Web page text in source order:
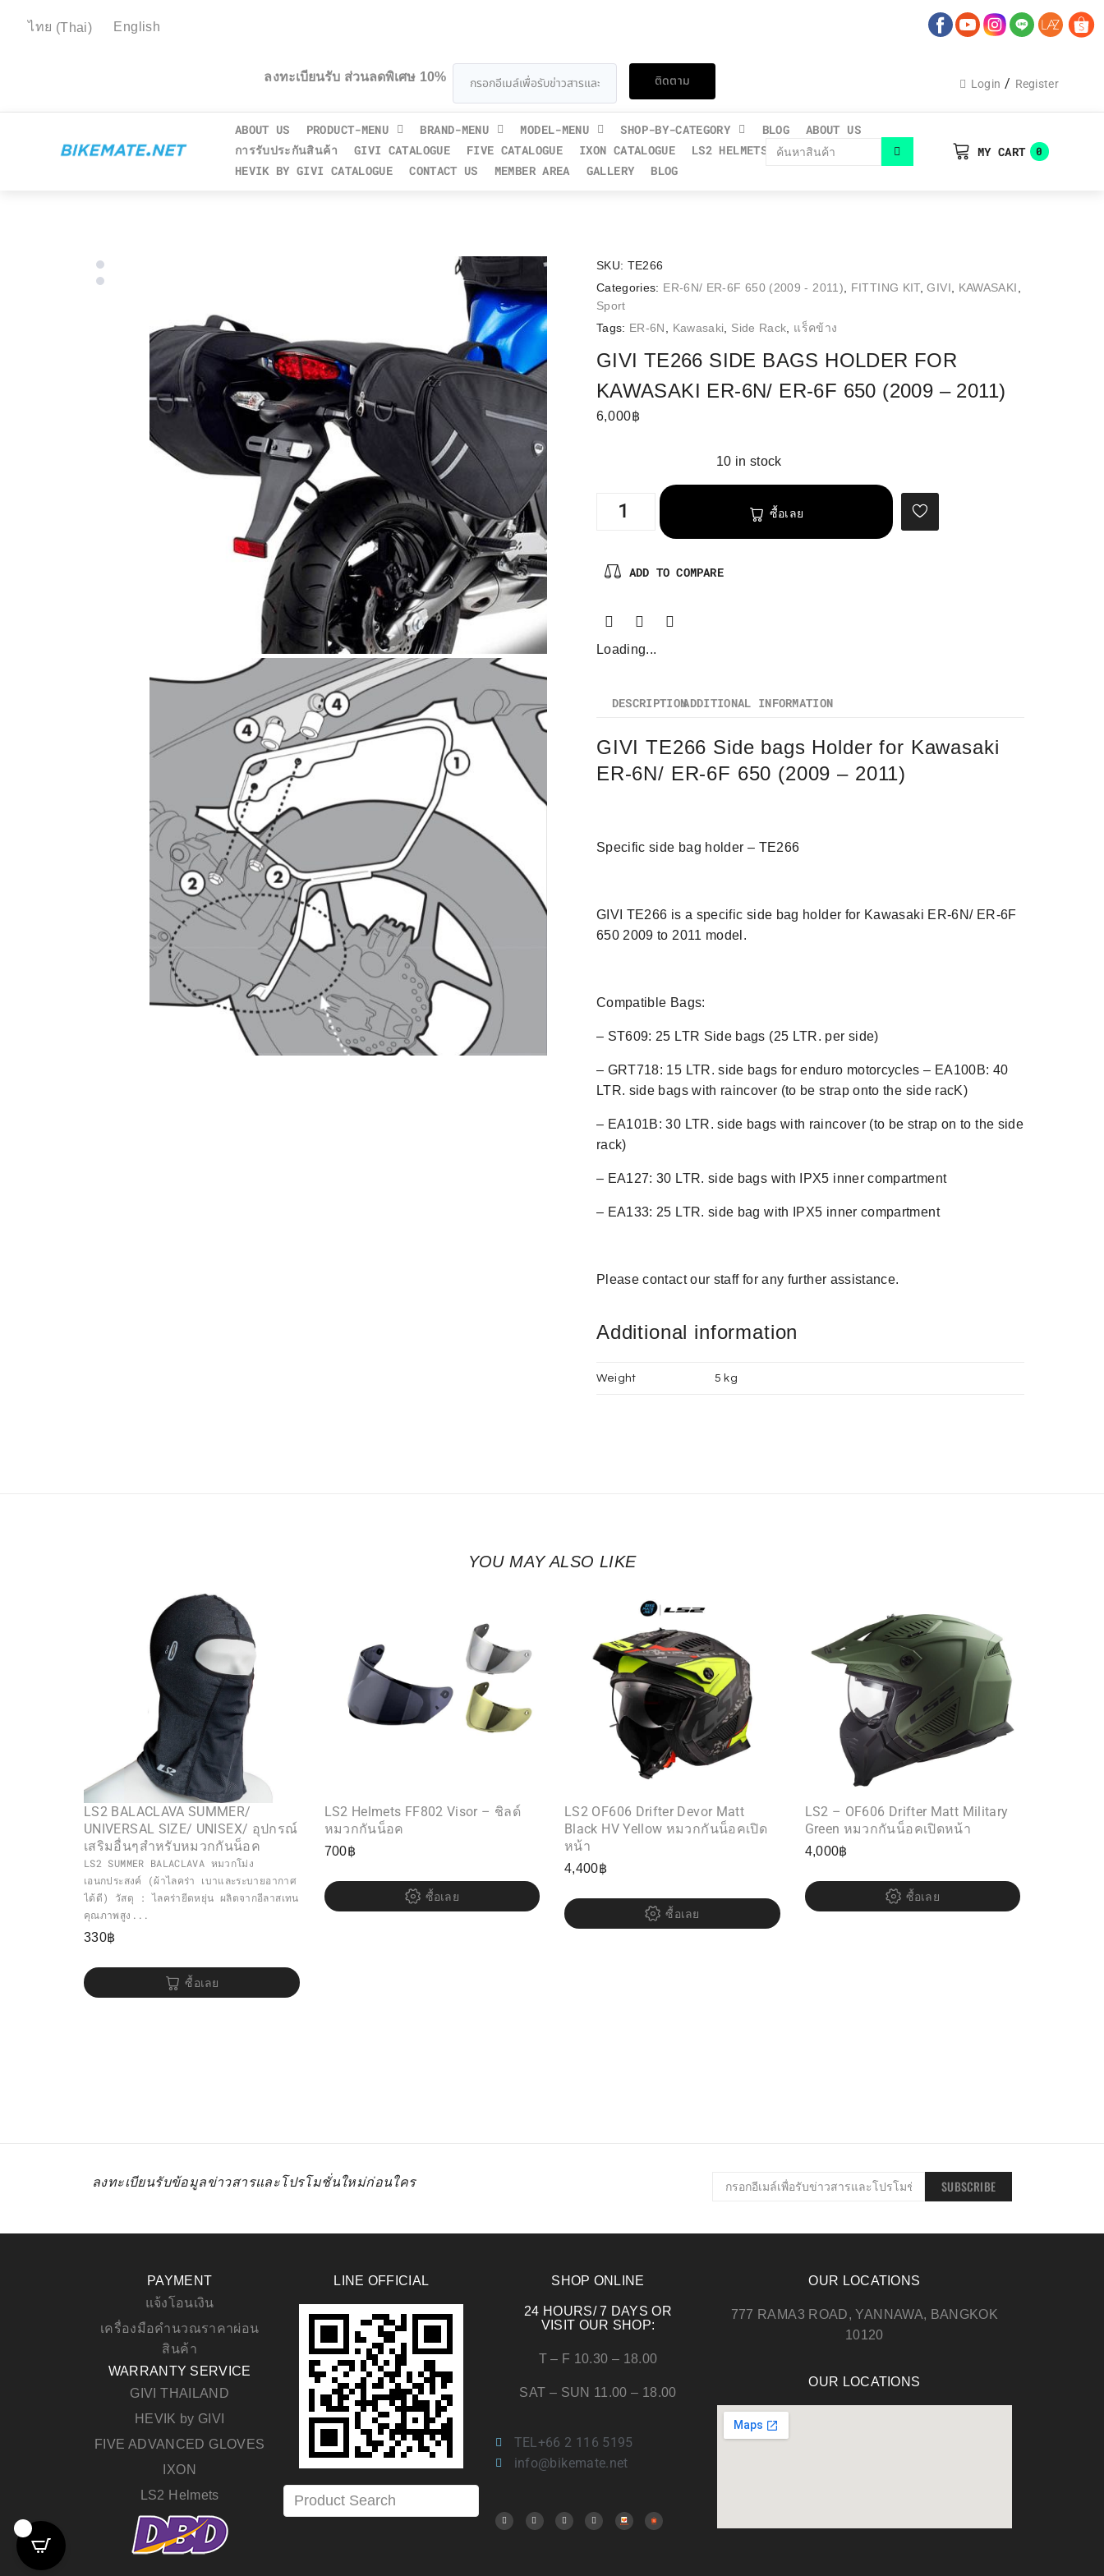
ไทย (Thai) English
ลงทะเบียนรับ ส่วนลดพิเศษ 10% ติดตาม Login / Register
ABOUT US PRODUCT-MENU BRAND-MENU MODEL-MENU SHOP-BY-CATEGORY BLOG
ABOUT US
การรับประกันสินค้า
GIVI CATALOGUE FIVE CATALOGUE IXON CATALOGUE
LS2 HELMETS CATALOGUE
HEVIK BY GIVI CATALOGUE
CONTACT US MEMBER AREA GALLERY BLOG
MY CART 0
SKU: TE266
Categories: ER-6N/ ER-6F 650 (2009 - 2011) FITTING KIT,GIVI KAWASAKI
Sport
Tags: ER-6N Kawasaki Side Rack แร็คข้าง
GIVI TE266 SIDE BAGS HOLDER FOR
KAWASAKI ER-6N/ ER-6F 650 (2009 – 2011)
6,000฿
10 in stock
ซื้อเลย
ADD TO COMPARE
Loading...
DESCRIPTIONADDITIONAL INFORMATION
GIVI TE266 Side bags Holder for Kawasaki
ER-6N/ ER-6F 650 (2009 – 2011)
Specific side bag holder – TE266
GIVI TE266 is a specific side bag holder for Kawasaki ER-6N/ ER-6F
650 2009 to 2011 model.
Compatible Bags:
– ST609: 25 LTR Side bags (25 LTR. per side)
– GRT718: 15 LTR. side bags for enduro motorcycles – EA100B: 40
LTR. side bags with raincover (to be strap onto the side racK)
– EA101B: 30 LTR. side bags with raincover (to be strap on to the side
rack)
– EA127: 30 LTR. side bags with IPX5 inner compartment
– EA133: 25 LTR. side bag with IPX5 inner compartment
Please contact our staff for any further assistance.
Additional information
Weight 5 kg
YOU MAY ALSO LIKE
LS2 BALACLAVA SUMMER/
UNIVERSAL SIZE/ UNISEX/ อุปกรณ์
เสริมอื่นๆสำหรับหมวกกันน็อค
330฿
LS2 SUMMER BALACLAVA หมวกโม่ง
เอนกประสงค์ (ผ้าไลคร่า เบาและระบายอากาศ
ได้ดี) วัสดุ : ไลคร่ายีดหยุ่น ผลิตจากอีลาสเทน
คุณภาพสูง...
ซื้อเลย
LS2 Helmets FF802 Visor – ชิลด์
หมวกกันน็อค
700฿
ซื้อเลย
LS2 OF606 Drifter Devor Matt
Black HV Yellow หมวกกันน็อคเปิด
หน้า
4,400฿
ซื้อเลย
LS2 – OF606 Drifter Matt Military
Green หมวกกันน็อคเปิดหน้า
4,000฿
ซื้อเลย
ลงทะเบียนรับข้อมูลข่าวสารและโปรโมชั่นใหม่ก่อนใคร SUBSCRIBE
PAYMENT
แจ้งโอนเงิน
เครื่องมือคำนวณราคาผ่อน
สินค้า
WARRANTY SERVICE
GIVI THAILAND
HEVIK by GIVI
FIVE ADVANCED GLOVES
IXON
LS2 Helmets
LINE OFFICIAL SHOP ONLINE
24 HOURS/ 7 DAYS OR
VISIT OUR SHOP:
T – F 10.30 – 18.00
SAT – SUN 11.00 – 18.00
TEL+66 2 116 5195
info@bikemate.net
OUR LOCATIONS
777 RAMA3 ROAD, YANNAWA, BANGKOK
10120
OUR LOCATIONS